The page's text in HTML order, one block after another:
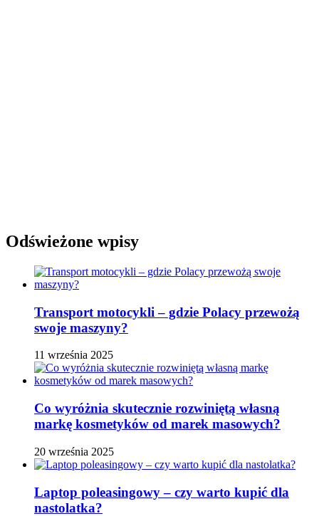
Odświeżone wpisy
Transport motocykli – gdzie Polacy przewożą
swoje maszyny?
11 września 2025
Co wyróżnia skutecznie rozwiniętą własną
markę kosmetyków od marek masowych?
20 września 2025
Laptop poleasingowy – czy warto kupić dla
nastolatka?